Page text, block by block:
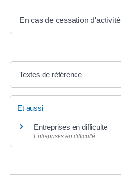
En cas de cessation d'activité
Textes de référence
Et aussi
Entreprises en difficulté
Entreprises en difficulté